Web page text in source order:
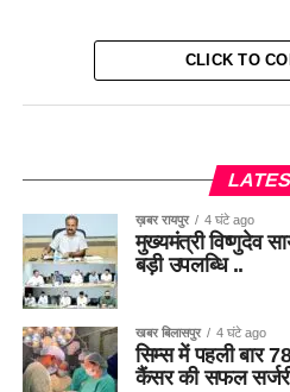
CLICK TO
ख़बर रायपुर 4 घंटे ago
मुख्यमंत्री विष्णुदेव
बड़ी उपलब्धि ..
खबर बिलासपुर 4 घंटे ago
सिम्स में पहली बार
कैंसर की सफल